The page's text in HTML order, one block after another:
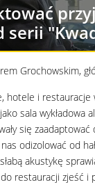
serii
Grochowskim,
hotele i restauracje
sala
się
odizolować od
akustykę
restauracji zjeść i